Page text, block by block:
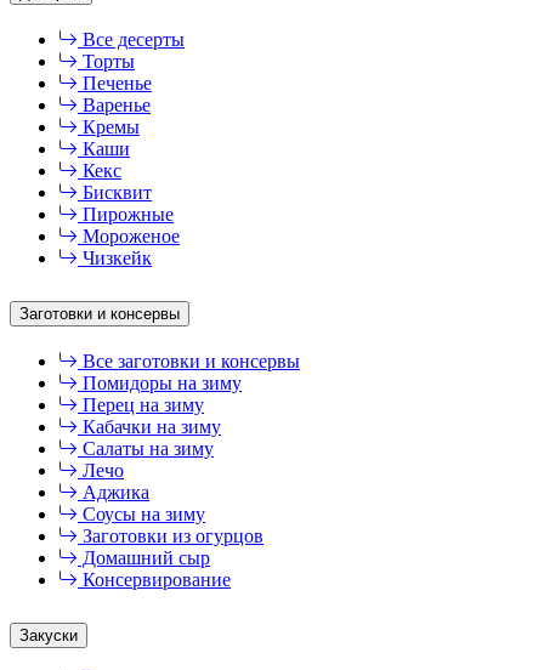
Все десерты
Торты
Печенье
Варенье
Кремы
Каши
Кекс
Бисквит
Пирожные
Мороженое
Чизкейк
Заготовки и консервы
Все заготовки и консервы
Помидоры на зиму
Перец на зиму
Кабачки на зиму
Салаты на зиму
Лечо
Аджика
Соусы на зиму
Заготовки из огурцов
Домашний сыр
Консервирование
Закуски